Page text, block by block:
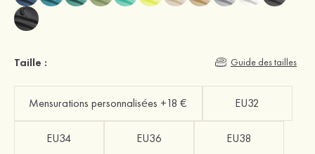
Taille : Guide des tailles
Mensurations personnalisées +18 € EU32
EU34 EU36 EU38